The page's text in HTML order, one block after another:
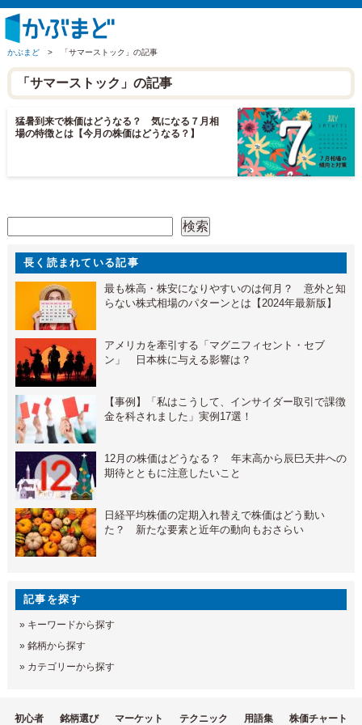
かぶまど > 「サマーストック」の記事
「サマーストック」の記事
猛暑到来で株価はどうなる？ 気になる７月相
場の特徴とは【今月の株価はどうなる？】
検索
長く読まれている記事
最も株高・株安になりやすいのは何月？ 意外と知
らない株式相場のパターンとは【2024年最新版】
アメリカを牽引する「マグニフィセント・セブ
ン」 日本株に与える影響は？
【事例】「私はこうして、インサイダー取引で課徴
金を科されました」実例17選！
12月の株価はどうなる？ 年末高から辰巳天井への
期待とともに注意したいこと
日経平均株価の定期入れ替えで株価はどう動い
た？ 新たな要素と近年の動向もおさらい
記事を探す
» キーワードから探す
» 銘柄から探す
» カテゴリーから探す
初心者 銘柄選び マーケット テクニック 用語集 株価チャート